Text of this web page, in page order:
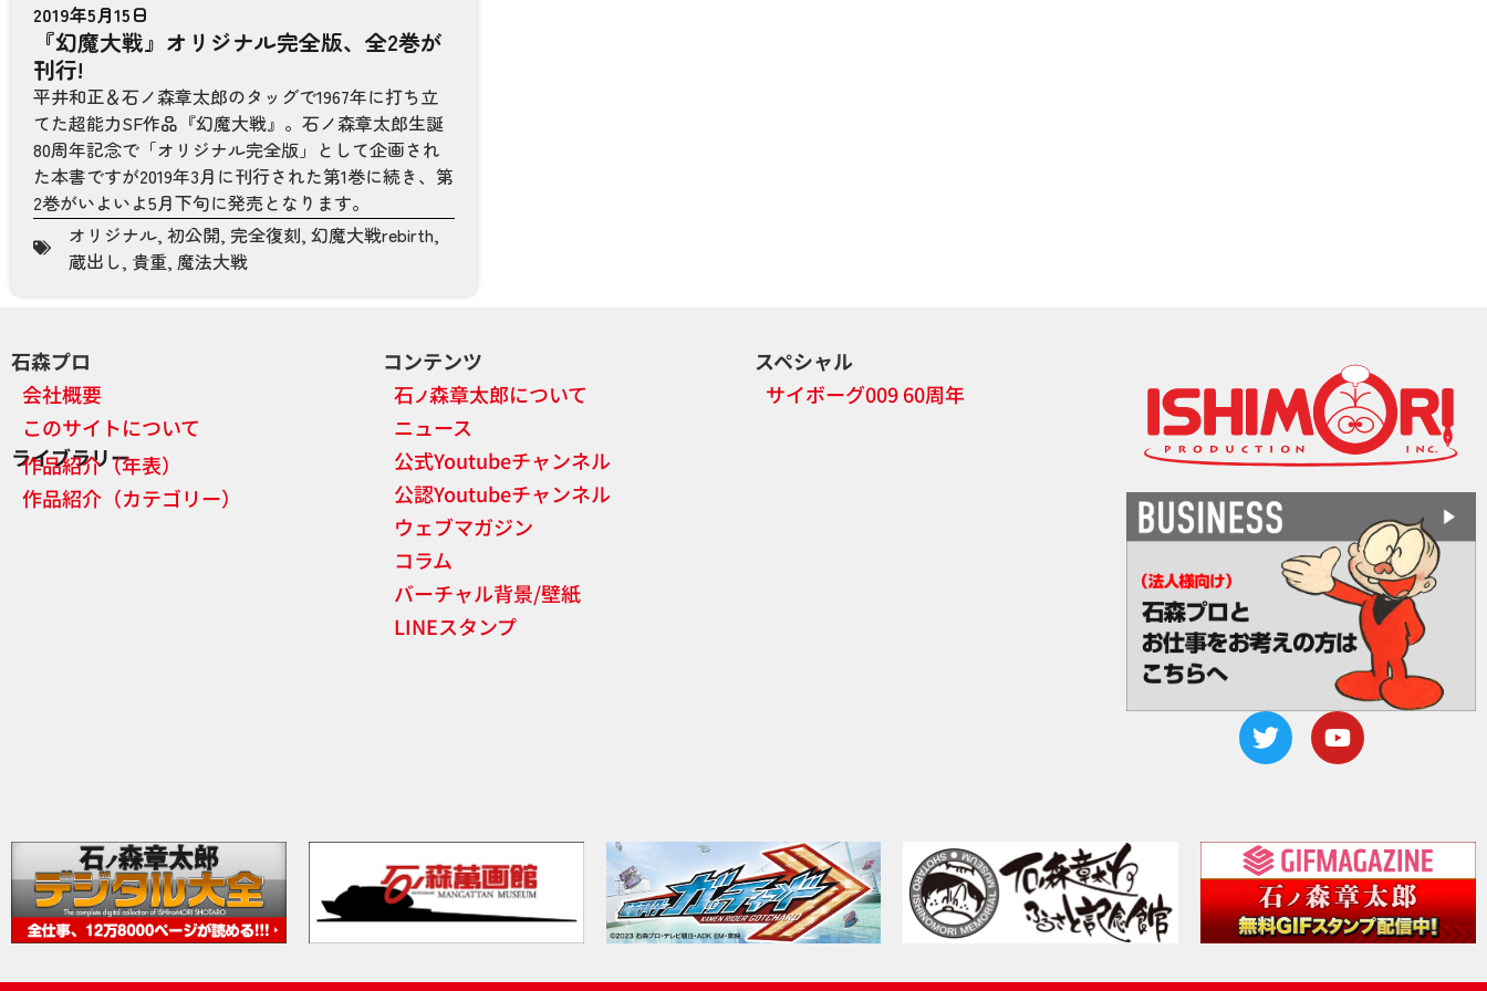
2019年5月15日
『幻魔大戦』オリジナル完全版、全2巻が
刊行!
平井和正＆石ノ森章太郎のタッグで1967年に打ち立
てた超能力SF作品『幻魔大戦』。石ノ森章太郎生誕
80周年記念で「オリジナル完全版」として企画され
た本書ですが2019年3月に刊行された第1巻に続き、第
2巻がいよいよ5月下旬に発売となります。
オリジナル, 初公開, 完全復刻, 幻魔大戦rebirth,
蔵出し, 貴重, 魔法大戦
石森プロ
会社概要
このサイトについて
ライブラリー
作品紹介（年表）
作品紹介（カテゴリー）
コンテンツ
石ノ森章太郎について
ニュース
公式Youtubeチャンネル
公認Youtubeチャンネル
ウェブマガジン
コラム
バーチャル背景/壁紙
LINEスタンプ
スペシャル
サイボーグ009 60周年